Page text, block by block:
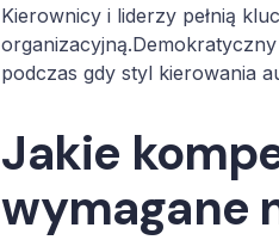
Kierownicy i liderzy pełnią
podczas gdy styl kierowania
Jakie
wymagane